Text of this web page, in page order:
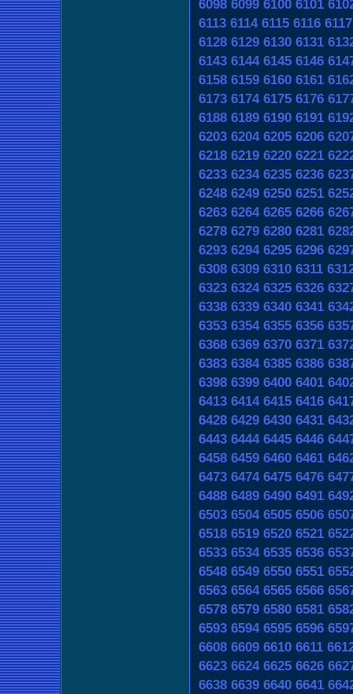
6098 6099 6100 6101
6113 6114 6115 6116 6117
6128 6129 6130 6131
6143 6144 6145 6146
6158 6159 6160 6161
6173 6174 6175 6176
6188 6189 6190 6191
6203 6204 6205 6206
6218 6219 6220 6221
6233 6234 6235 6236
6248 6249 6250 6251
6263 6264 6265 6266
6278 6279 6280 6281
6293 6294 6295 6296
6308 6309 6310 6311
6323 6324 6325 6326
6338 6339 6340 6341
6353 6354 6355 6356
6368 6369 6370 6371
6383 6384 6385 6386
6398 6399 6400 6401
6413 6414 6415 6416
6428 6429 6430 6431
6443 6444 6445 6446
6458 6459 6460 6461
6473 6474 6475 6476
6488 6489 6490 6491
6503 6504 6505 6506
6518 6519 6520 6521
6533 6534 6535 6536
6548 6549 6550 6551
6563 6564 6565 6566
6578 6579 6580 6581
6593 6594 6595 6596
6608 6609 6610 6611
6623 6624 6625 6626
6638 6639 6640 6641